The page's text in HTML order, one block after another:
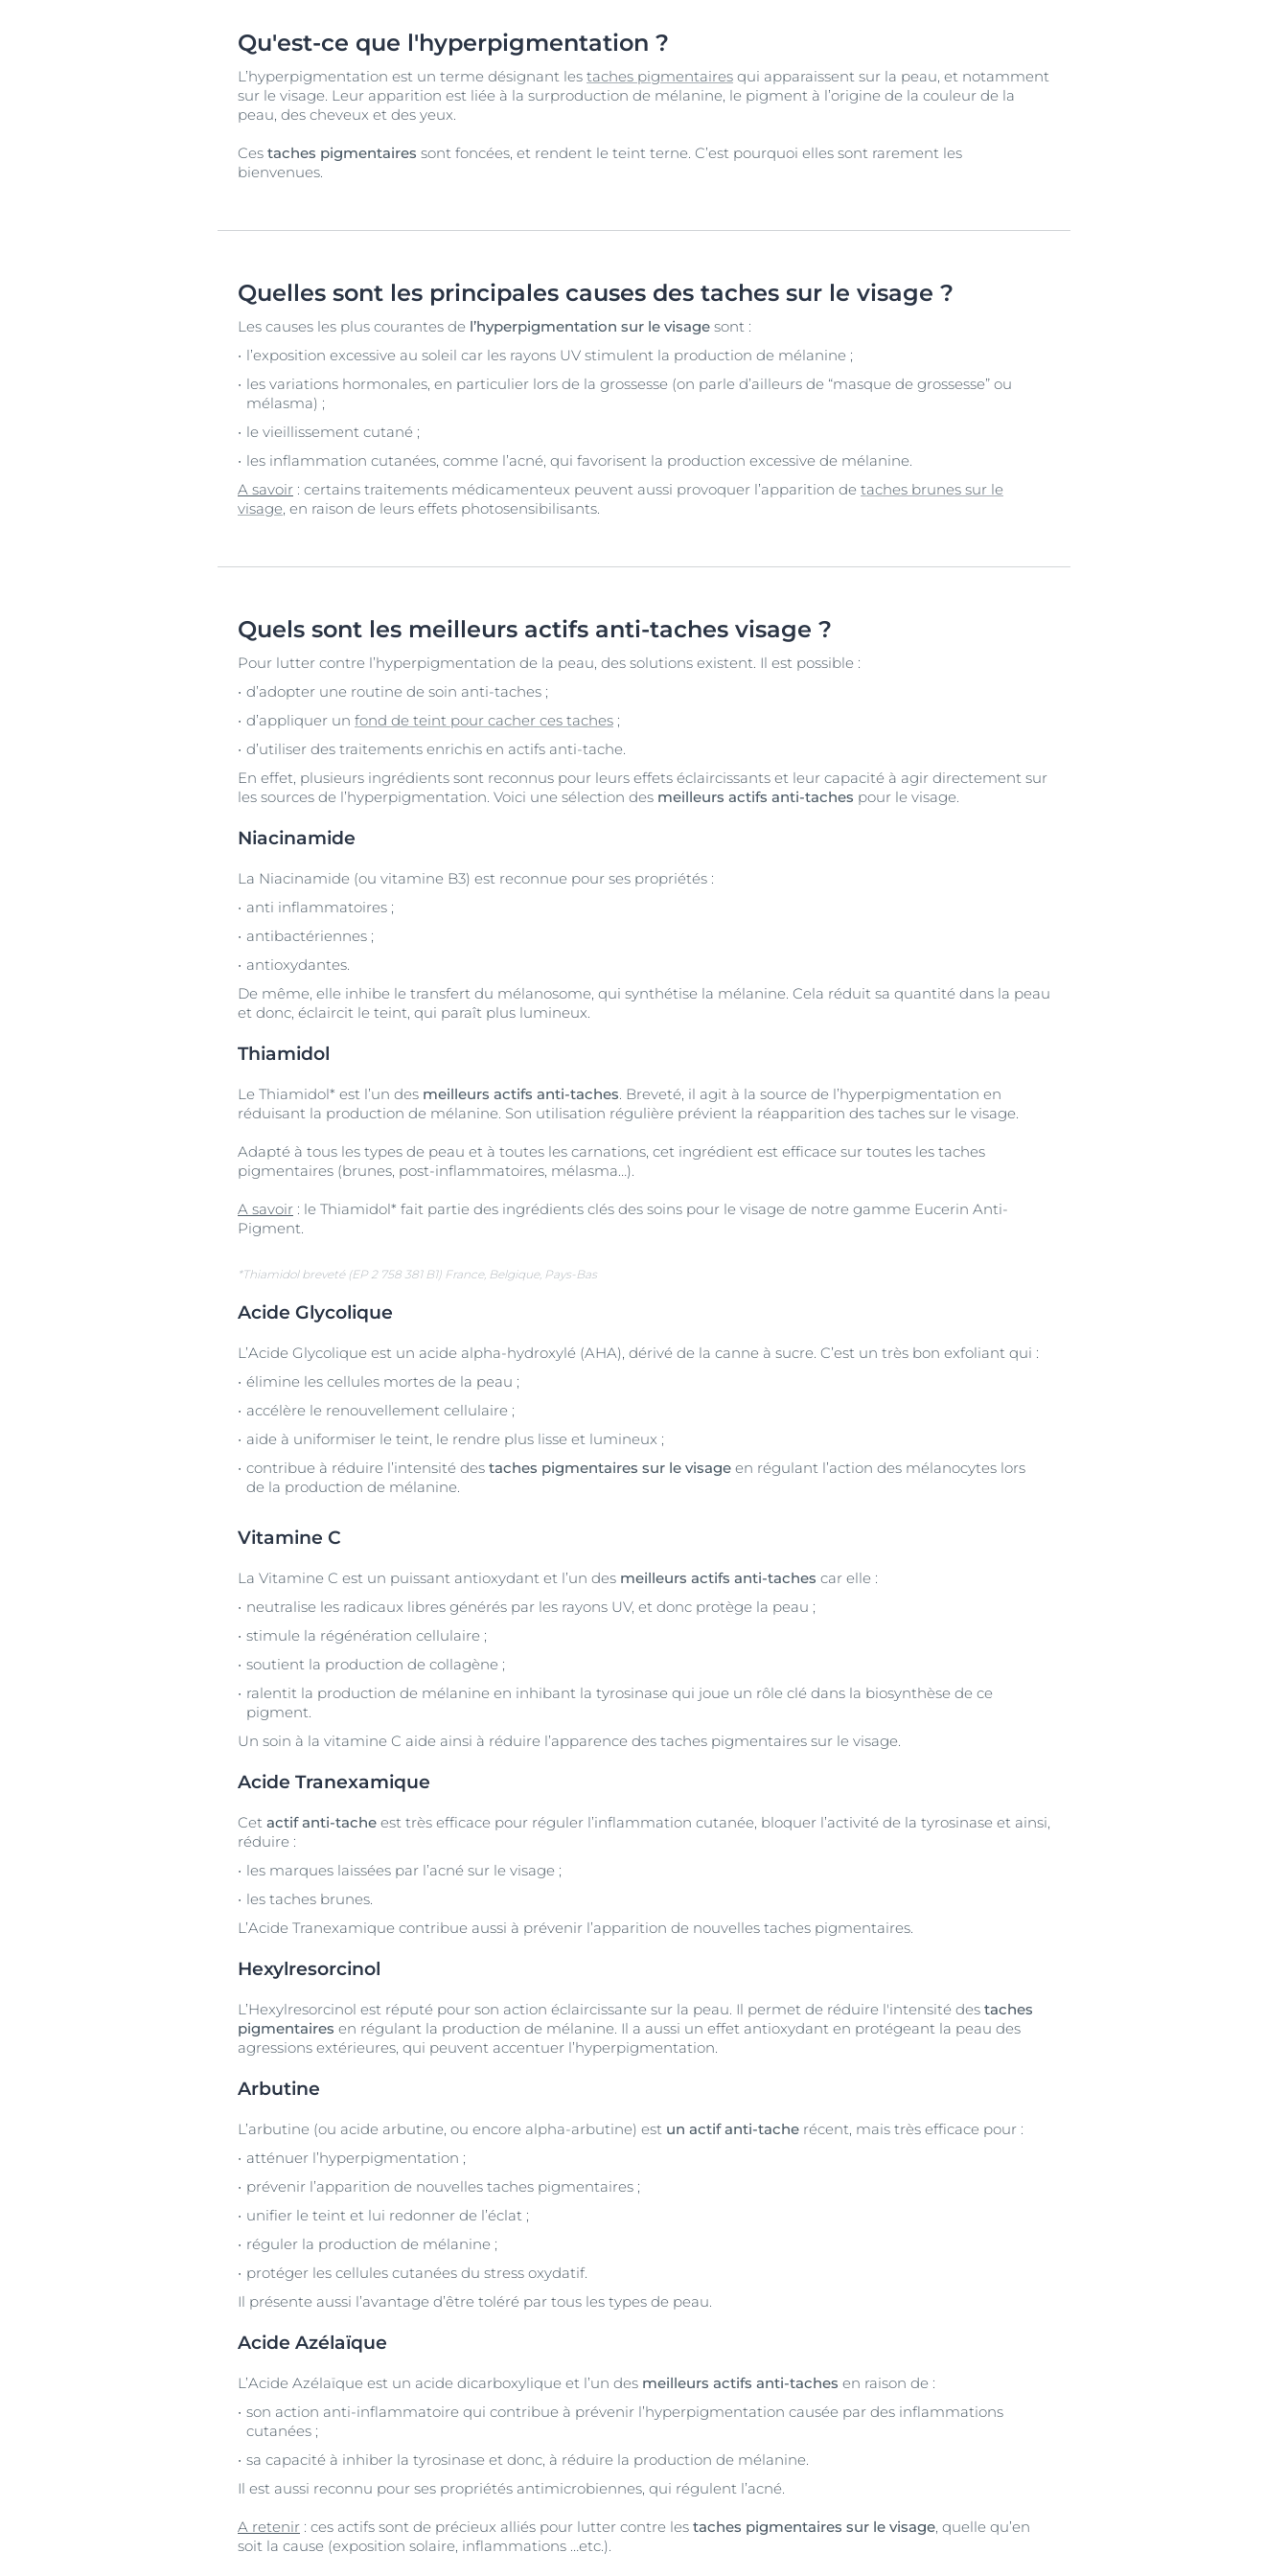
Qu'est-ce que l'hyperpigmentation ?
L’hyperpigmentation est un terme désignant les taches pigmentaires qui apparaissent sur la peau, et notamment
sur le visage. Leur apparition est liée à la surproduction de mélanine, le pigment à l’origine de la couleur de la
peau, des cheveux et des yeux.
Ces taches pigmentaires sont foncées, et rendent le teint terne. C’est pourquoi elles sont rarement les
bienvenues.
Quelles sont les principales causes des taches sur le visage ?
Les causes les plus courantes de l’hyperpigmentation sur le visage sont :
l’exposition excessive au soleil car les rayons UV stimulent la production de mélanine ;
les variations hormonales, en particulier lors de la grossesse (on parle d’ailleurs de “masque de grossesse” ou
mélasma) ;
le vieillissement cutané ;
les inflammation cutanées, comme l’acné, qui favorisent la production excessive de mélanine.
A savoir : certains traitements médicamenteux peuvent aussi provoquer l’apparition de taches brunes sur le
visage, en raison de leurs effets photosensibilisants.
Quels sont les meilleurs actifs anti-taches visage ?
Pour lutter contre l’hyperpigmentation de la peau, des solutions existent. Il est possible :
d’adopter une routine de soin anti-taches ;
d’appliquer un fond de teint pour cacher ces taches ;
d’utiliser des traitements enrichis en actifs anti-tache.
En effet, plusieurs ingrédients sont reconnus pour leurs effets éclaircissants et leur capacité à agir directement sur
les sources de l’hyperpigmentation. Voici une sélection des meilleurs actifs anti-taches pour le visage.
Niacinamide
La Niacinamide (ou vitamine B3) est reconnue pour ses propriétés :
anti inflammatoires ;
antibactériennes ;
antioxydantes.
De même, elle inhibe le transfert du mélanosome, qui synthétise la mélanine. Cela réduit sa quantité dans la peau
et donc, éclaircit le teint, qui paraît plus lumineux.
Thiamidol
Le Thiamidol* est l’un des meilleurs actifs anti-taches. Breveté, il agit à la source de l’hyperpigmentation en
réduisant la production de mélanine. Son utilisation régulière prévient la réapparition des taches sur le visage.
Adapté à tous les types de peau et à toutes les carnations, cet ingrédient est efficace sur toutes les taches
pigmentaires (brunes, post-inflammatoires, mélasma…).
A savoir : le Thiamidol* fait partie des ingrédients clés des soins pour le visage de notre gamme Eucerin Anti-
Pigment.
*Thiamidol breveté (EP 2 758 381 B1) France, Belgique, Pays-Bas
Acide Glycolique
L’Acide Glycolique est un acide alpha-hydroxylé (AHA), dérivé de la canne à sucre. C’est un très bon exfoliant qui :
élimine les cellules mortes de la peau ;
accélère le renouvellement cellulaire ;
aide à uniformiser le teint, le rendre plus lisse et lumineux ;
contribue à réduire l’intensité des taches pigmentaires sur le visage en régulant l’action des mélanocytes lors
de la production de mélanine.
Vitamine C
La Vitamine C est un puissant antioxydant et l’un des meilleurs actifs anti-taches car elle :
neutralise les radicaux libres générés par les rayons UV, et donc protège la peau ;
stimule la régénération cellulaire ;
soutient la production de collagène ;
ralentit la production de mélanine en inhibant la tyrosinase qui joue un rôle clé dans la biosynthèse de ce
pigment.
Un soin à la vitamine C aide ainsi à réduire l’apparence des taches pigmentaires sur le visage.
Acide Tranexamique
Cet actif anti-tache est très efficace pour réguler l’inflammation cutanée, bloquer l’activité de la tyrosinase et ainsi,
réduire :
les marques laissées par l’acné sur le visage ;
les taches brunes.
L’Acide Tranexamique contribue aussi à prévenir l’apparition de nouvelles taches pigmentaires.
Hexylresorcinol
L’Hexylresorcinol est réputé pour son action éclaircissante sur la peau. Il permet de réduire l'intensité des taches
pigmentaires en régulant la production de mélanine. Il a aussi un effet antioxydant en protégeant la peau des
agressions extérieures, qui peuvent accentuer l’hyperpigmentation.
Arbutine
L’arbutine (ou acide arbutine, ou encore alpha-arbutine) est un actif anti-tache récent, mais très efficace pour :
atténuer l’hyperpigmentation ;
prévenir l’apparition de nouvelles taches pigmentaires ;
unifier le teint et lui redonner de l’éclat ;
réguler la production de mélanine ;
protéger les cellules cutanées du stress oxydatif.
Il présente aussi l’avantage d’être toléré par tous les types de peau.
Acide Azélaïque
L’Acide Azélaïque est un acide dicarboxylique et l’un des meilleurs actifs anti-taches en raison de :
son action anti-inflammatoire qui contribue à prévenir l’hyperpigmentation causée par des inflammations
cutanées ;
sa capacité à inhiber la tyrosinase et donc, à réduire la production de mélanine.
Il est aussi reconnu pour ses propriétés antimicrobiennes, qui régulent l’acné.
A retenir : ces actifs sont de précieux alliés pour lutter contre les taches pigmentaires sur le visage, quelle qu’en
soit la cause (exposition solaire, inflammations …etc.).